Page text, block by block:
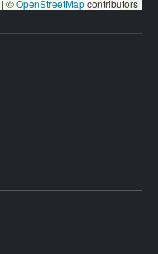
| ©OpenStreetMapcontributors